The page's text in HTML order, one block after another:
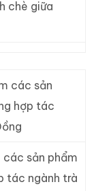
sản phẩm
tác ngành trà